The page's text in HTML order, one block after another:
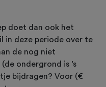
doet dan ook het
in deze periode over te
de nog niet
ondergrond is ’s
bijdragen? Voor (€